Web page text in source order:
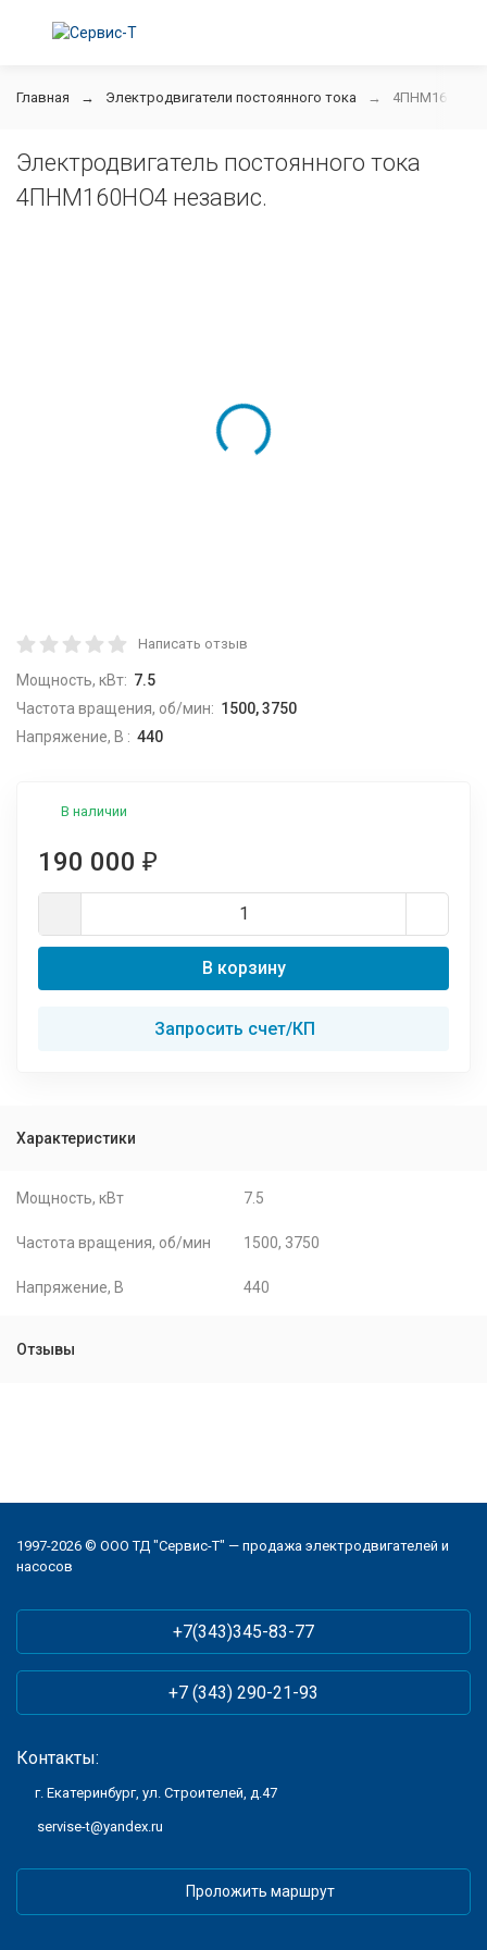
Главная Электродвигатели постоянного тока 4ПНМ160НО4
Электродвигатель постоянного тока
4ПНМ160НО4 независ.
Написать отзыв
Мощность, кВт: 7.5
Частота вращения, об/мин: 1500, 3750
Напряжение, В : 440
В наличии
190 000 ₽
В корзину
Запросить счет/КП
Характеристики
Мощность, кВт 7.5
Частота вращения, об/мин 1500, 3750
Напряжение, В 440
Отзывы
1997-2026 © ООО ТД "Сервис-Т" — продажа электродвигателей и
насосов
+7(343)345-83-77
+7 (343) 290-21-93
Контакты:
г. Екатеринбург, ул. Строителей, д.47
servise-t@yandex.ru
Проложить маршрут